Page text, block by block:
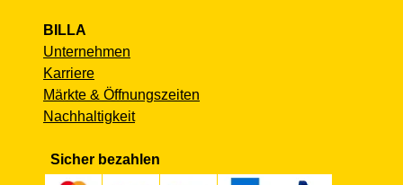
BILLA
Unternehmen
Karriere
Märkte & Öffnungszeiten
Nachhaltigkeit
Sicher bezahlen